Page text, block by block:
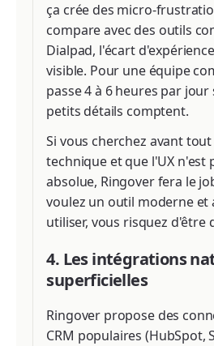
ça crée des micro-
compare avec des outils
Dialpad, l'écart
visible. Pour une équipe
passe 4 à 6 heures par
petits détails comptent.
Si vous cherchez avant
technique et que l'UX n'est
absolue, Ringover fera le
voulez un outil moderne et
utiliser, vous risquez d'être
4. Les intégrations
superficielles
Ringover propose des
CRM populaires (HubSpot,